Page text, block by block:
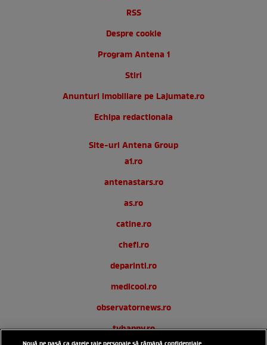
RSS
Despre cookie
Program Antena 1
Stiri
Anunturi imobiliare pe Lajumate.ro
Echipa redactionala
Site-uri Antena Group
a1.ro
antenastars.ro
as.ro
catine.ro
chefi.ro
deparinti.ro
medicool.ro
observatornews.ro
tvhappy.ro